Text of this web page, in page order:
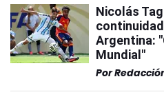
Nicolás
Argentina:
Mundial"
Por